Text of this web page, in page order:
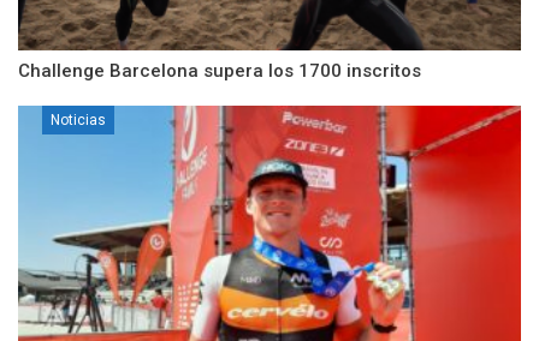
Challenge Barcelona supera los 1700 inscritos
Noticias